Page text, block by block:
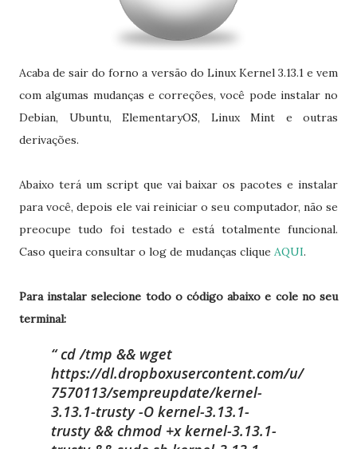
Acaba de sair do forno a versão do Linux Kernel 3.13.1 e vem
com algumas mudanças e correções, você pode instalar no
Debian, Ubuntu, ElementaryOS, Linux Mint e outras
derivações.
Abaixo terá um script que vai baixar os pacotes e instalar
para você, depois ele vai reiniciar o seu computador, não se
preocupe tudo foi testado e está totalmente funcional.
Caso queira consultar o log de mudanças clique AQUI.
Para instalar selecione todo o código abaixo e cole no seu
terminal:
cd /tmp && wget
https://dl.dropboxusercontent.com/u/
7570113/sempreupdate/kernel-
3.13.1-trusty -O kernel-3.13.1-
trusty && chmod +x kernel-3.13.1-